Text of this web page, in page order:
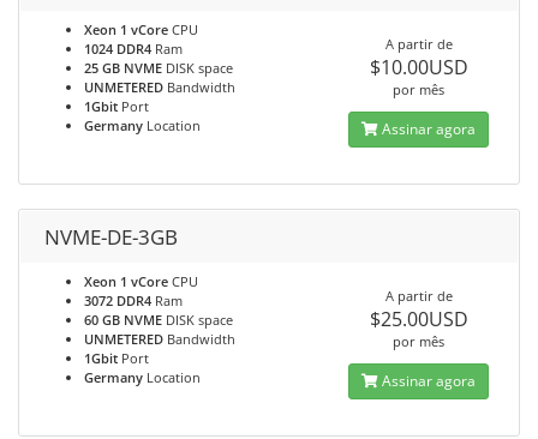
Xeon 1 vCore CPU
1024 DDR4 Ram
25 GB NVME DISK space
UNMETERED Bandwidth
1Gbit Port
Germany Location
A partir de
$10.00USD
por mês
Assinar agora
NVME-DE-3GB
Xeon 1 vCore CPU
3072 DDR4 Ram
60 GB NVME DISK space
UNMETERED Bandwidth
1Gbit Port
Germany Location
A partir de
$25.00USD
por mês
Assinar agora